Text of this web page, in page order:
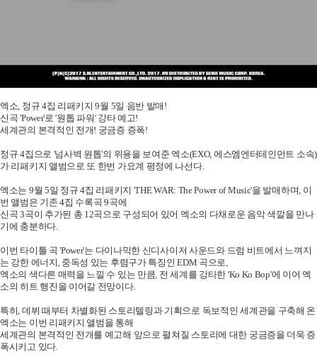
엑소, 정규 4집 리패키지 9월 5일 음반 발매!
신곡 'Power'로 '원톱 파워' 강타 예고!
세계관의 본격적인 전개! 궁금증 증폭!
정규 4집으로 '넘사벽 원톱'의 위용을 보여준 엑소(EXO, 에스엠엔터테인먼트 소속)
가 리패키지 앨범으로 또 한번 가요계 평정에 나선다.
엑소는 9월 5일 정규 4집 리패키지 'THE WAR: The Power of Music'을 발매하며, 이
번 앨범은 기존 4집 수록곡 9곡에
신곡 3곡이 추가된 총 12곡으로 구성되어 있어 엑소의 다채로운 음악 색깔을 만나
기에 충분하다.
이번 타이틀 곡 'Power'는 다이나믹한 신디사이저 사운드와 드럼 비트에서 느껴지
는 강한 에너지, 중독성 있는 후렴구가 특징인 EDM 곡으로,
엑소의 색다른 매력을 느낄 수 있는 만큼, 전 세계를 강타한 'Ko Ko Bop'에 이어 엑
소의 히트 행진을 이어갈 전망이다.
특히, 데뷔 때부터 차별화된 스토리텔링과 기획으로 독보적인 세계관을 구축해 온
엑소는 이번 리패키지 앨범을 통해
세계관의 본격적인 전개를 예고해 앞으로 펼쳐질 스토리에 대한 궁금증을 더욱 증
폭시키고 있다.